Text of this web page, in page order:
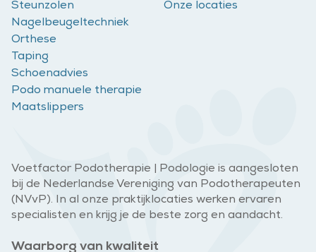
Voetfactor Podotherapie | Podologie is aangesloten
bij de Nederlandse Vereniging van Podotherapeuten
(NVvP). In al onze praktijklocaties werken ervaren
specialisten en krijg je de beste zorg en aandacht.
Waarborg van kwaliteit
Steunzolen
Nagelbeugeltechniek
Orthese
Taping
Schoenadvies
Podo manuele therapie
Maatslippers
Onze locaties